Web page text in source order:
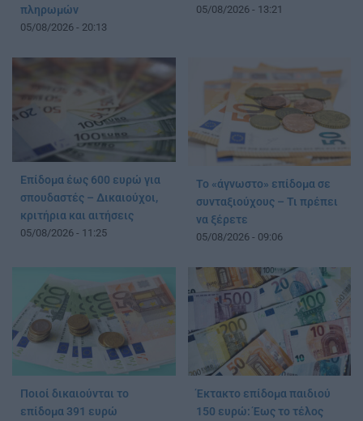
πληρωμών
05/08/2026 - 20:13
05/08/2026 - 13:21
Επίδομα έως 600 ευρώ για
σπουδαστές – Δικαιούχοι,
κριτήρια και αιτήσεις
05/08/2026 - 11:25
Το «άγνωστο» επίδομα σε
συνταξιούχους – Τι πρέπει
να ξέρετε
05/08/2026 - 09:06
Ποιοί δικαιούνται το
επίδομα 391 ευρώ
Έκτακτο επίδομα παιδιού
150 ευρώ: Έως το τέλος